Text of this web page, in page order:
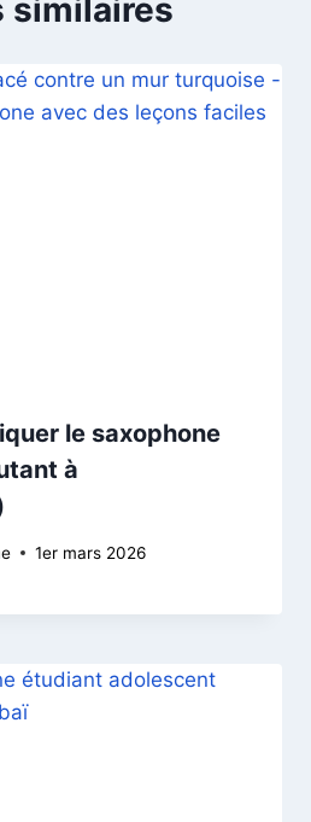
similaires
le saxophone
à
1er mars 2026